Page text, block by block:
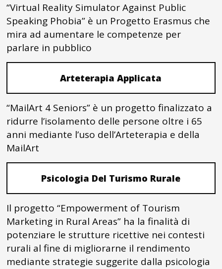
“Virtual Reality Simulator Against Public
Speaking Phobia” è un Progetto Erasmus che
mira ad aumentare le competenze per
parlare in pubblico
Arteterapia Applicata
“MailArt 4 Seniors” è un progetto finalizzato a
ridurre l’isolamento delle persone oltre i 65
anni mediante l’uso dell’Arteterapia e della
MailArt
Psicologia Del Turismo Rurale
Il progetto “Empowerment of Tourism
Marketing in Rural Areas” ha la finalità di
potenziare le strutture ricettive nei contesti
rurali al fine di migliorarne il rendimento
mediante strategie suggerite dalla psicologia